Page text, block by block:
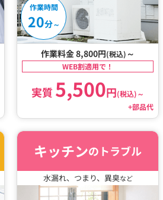
作業時間
20分～
作業料金 8,800円(税込) ～
WEB割適用で！
実質 5,500円(税込)～
+部品代
キッチンのトラブル
水漏れ、つまり、異臭など